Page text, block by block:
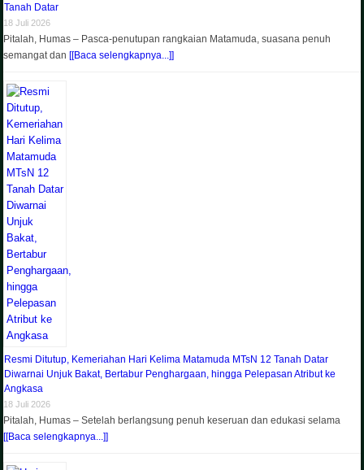
Tanah Datar
18 Juli 2026
Pitalah, Humas – Pasca-penutupan rangkaian Matamuda, suasana penuh
semangat dan [[Baca selengkapnya...]]
Resmi Ditutup, Kemeriahan Hari Kelima Matamuda MTsN 12 Tanah Datar
Diwarnai Unjuk Bakat, Bertabur Penghargaan, hingga Pelepasan Atribut ke
Angkasa
18 Juli 2026
Pitalah, Humas – Setelah berlangsung penuh keseruan dan edukasi selama
[[Baca selengkapnya...]]